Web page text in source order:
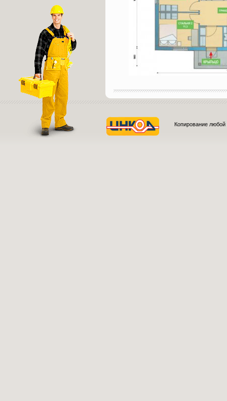
Копирование